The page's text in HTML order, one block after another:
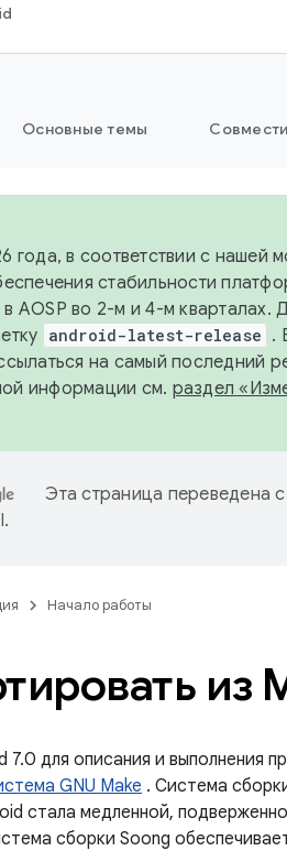
Основные темы
года, в соответствии с
стабильности
AOSP во 2-м и 4-м кварталах.
android-latest-release .
на самый последний
информации см. раздел
Эта страница переведена
.
Начало работы
из
для описания и выполнения
GNU Make . Система
стала медленной,
сборки Soong